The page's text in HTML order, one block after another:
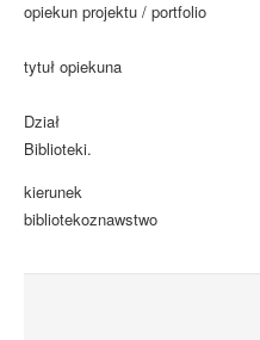
opiekun projektu / portfolio
tytuł opiekuna
Dział
Biblioteki.
kierunek
bibliotekoznawstwo